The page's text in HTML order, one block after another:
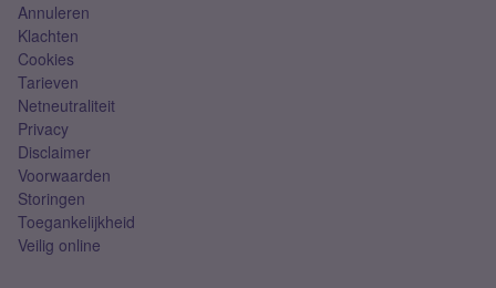
Annuleren
Klachten
Cookies
Tarieven
Netneutraliteit
Privacy
Disclaimer
Voorwaarden
Storingen
Toegankelijkheid
Veilig online